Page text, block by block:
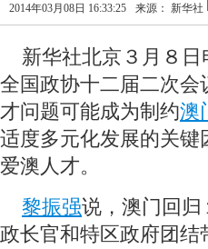
2014年03月08日 16:33:25 来源： 新华社
新华社北京３月８日
全国政协十二届二次
才问题可能成为制约澳
适度多元化发展的关
爱澳人才。
黎振强说，澳门回
政长官和特区政府团